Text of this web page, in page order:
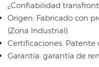
¿Confiabilidad
Origen: Fabricado con
(Zona Industrial).
Certificaciones:
Garantía: garantía de